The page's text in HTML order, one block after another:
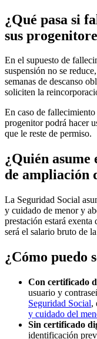
¿Qué pasa si
sus
En el supuesto de
suspensión no se
semanas de descanso
soliciten la
En caso de
progenitor podrá hacer
que le reste de permiso.
¿Quién asume
de ampliación
La Seguridad Social
y cuidado de menor y
prestación estará
será el salario bruto de
¿Cómo puedo
Con certificado
usuario y
Seguridad Social,
y cuidado del
Sin certificado
identificación